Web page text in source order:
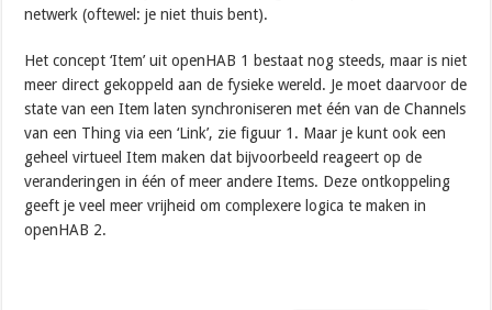
netwerk (oftewel: je niet thuis bent).
Het concept ‘Item’ uit openHAB 1 bestaat nog steeds, maar is niet
meer direct gekoppeld aan de fysieke wereld. Je moet daarvoor de
state van een Item laten synchroniseren met één van de Channels
van een Thing via een ‘Link’, zie figuur 1. Maar je kunt ook een
geheel virtueel Item maken dat bijvoorbeeld reageert op de
veranderingen in één of meer andere Items. Deze ontkoppeling
geeft je veel meer vrijheid om complexere logica te maken in
openHAB 2.